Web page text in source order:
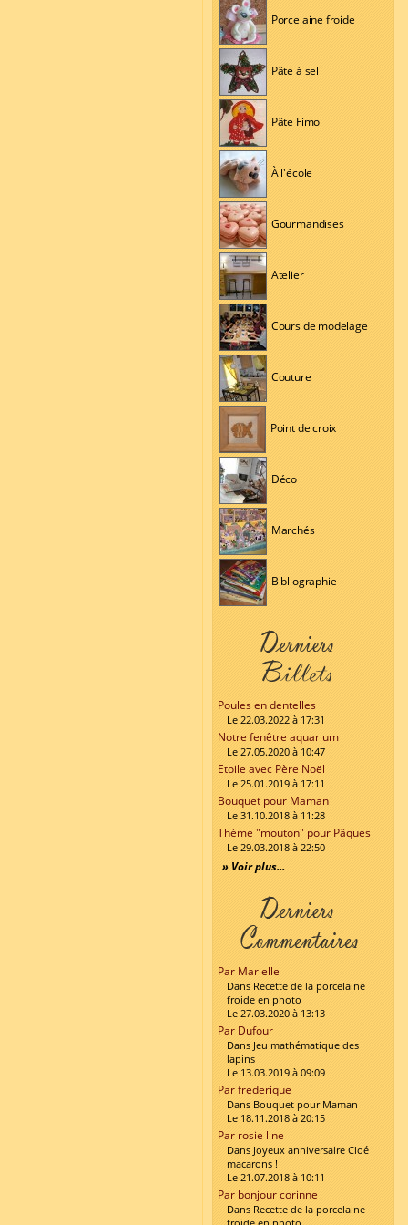
Porcelaine froide
Pâte à sel
Pâte Fimo
À l'école
Gourmandises
Atelier
Cours de modelage
Couture
Point de croix
Déco
Marchés
Bibliographie
Poules en dentelles
Le 22.03.2022 à 17:31
Notre fenêtre aquarium
Le 27.05.2020 à 10:47
Etoile avec Père Noël
Le 25.01.2019 à 17:11
Bouquet pour Maman
Le 31.10.2018 à 11:28
Thème "mouton" pour Pâques
Le 29.03.2018 à 22:50
» Voir plus...
Par Marielle
Dans Recette de la porcelaine
froide en photo
Le 27.03.2020 à 13:13
Par Dufour
Dans Jeu mathématique des
lapins
Le 13.03.2019 à 09:09
Par frederique
Dans Bouquet pour Maman
Le 18.11.2018 à 20:15
Par rosie line
Dans Joyeux anniversaire Cloé
macarons !
Le 21.07.2018 à 10:11
Par bonjour corinne
Dans Recette de la porcelaine